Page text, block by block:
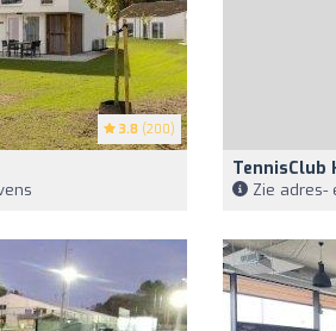
3.8 (200)
TennisClub
Zie adres-